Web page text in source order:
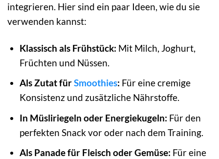
integrieren. Hier sind ein paar Ideen, wie du sie
verwenden kannst:
Klassisch als Frühstück: Mit Milch, Joghurt,
Früchten und Nüssen.
Als Zutat fürSmoothies: Für eine cremige
Konsistenz und zusätzliche Nährstoffe.
In Müsliriegeln oder Energiekugeln: Für den
perfekten Snack vor oder nach dem Training.
Als Panade für Fleisch oder Gemüse: Für eine